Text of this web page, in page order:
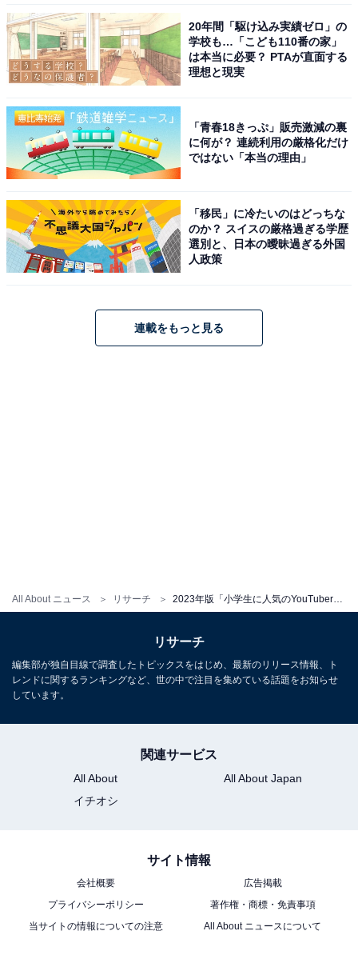
All About ニュース リサーチ 2023年版「小学生に人気のYouTuber」ランキング！ 2位「ちろぴの」を抑えた1位は？
20年間「駆け込み実績ゼロ」の
学校も…「こども110番の家」
は本当に必要？ PTAが直面する
理想と現実
「青春18きっぷ」販売激減の裏
に何が？ 連続利用の厳格化だけ
ではない「本当の理由」
「移民」に冷たいのはどっちな
のか？ スイスの厳格過ぎる学歴
選別と、日本の曖昧過ぎる外国
人政策
連載をもっと見る
リサーチ
編集部が独自目線で調査したトピックスをはじめ、最新のリリース情報、ト
レンドに関するランキングなど、世の中で注目を集めている話題をお知らせ
しています。
関連サービス
All About
All About Japan
イチオシ
サイト情報
会社概要
広告掲載
プライバシーポリシー
著作権・商標・免責事項
当サイトの情報についての注意
All About ニュースについて